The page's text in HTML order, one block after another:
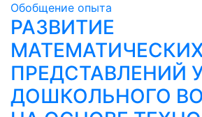
Обобщение опыта
РАЗВИТИЕ
ПРЕДСТАВЛЕНИЙ
ДОШКОЛЬНОГО